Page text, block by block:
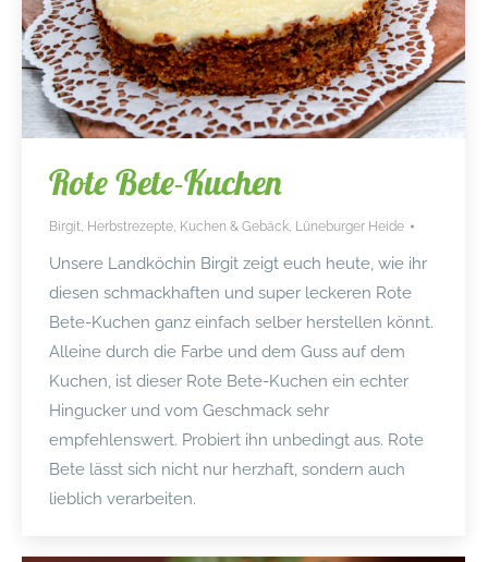
Rote Bete-Kuchen
Birgit Herbstrezepte Kuchen & Gebäck Lüneburger Heide
Unsere Landköchin Birgit zeigt euch heute, wie ihr
diesen schmackhaften und super leckeren Rote
Bete-Kuchen ganz einfach selber herstellen könnt.
Alleine durch die Farbe und dem Guss auf dem
Kuchen, ist dieser Rote Bete-Kuchen ein echter
Hingucker und vom Geschmack sehr
empfehlenswert. Probiert ihn unbedingt aus. Rote
Bete lässt sich nicht nur herzhaft, sondern auch
lieblich verarbeiten.